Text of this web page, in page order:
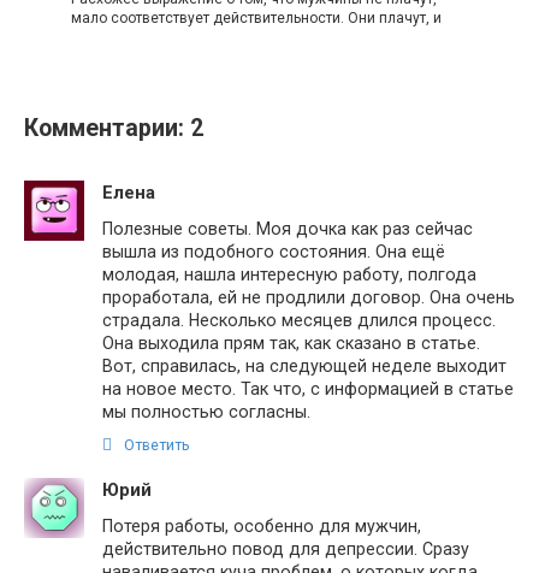
мало соответствует действительности. Они плачут, и
Комментарии: 2
Елена
Полезные советы. Моя дочка как раз сейчас
вышла из подобного состояния. Она ещё
молодая, нашла интересную работу, полгода
проработала, ей не продлили договор. Она очень
страдала. Несколько месяцев длился процесс.
Она выходила прям так, как сказано в статье.
Вот, справилась, на следующей неделе выходит
на новое место. Так что, с информацией в статье
мы полностью согласны.
Ответить
Юрий
Потеря работы, особенно для мужчин,
действительно повод для депрессии. Сразу